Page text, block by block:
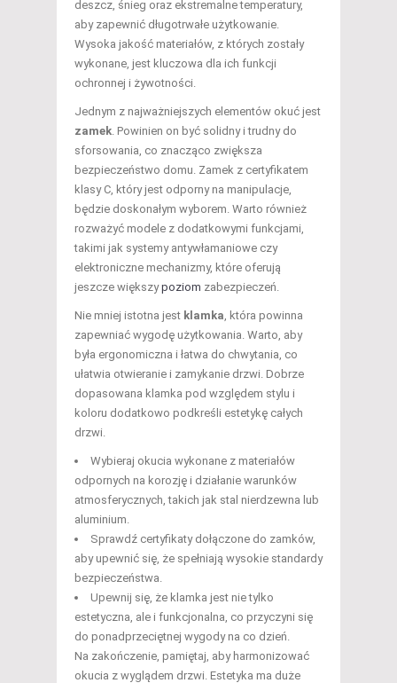
deszcz, śnieg oraz ekstremalne temperatury,
aby zapewnić długotrwałe użytkowanie.
Wysoka jakość materiałów, z których zostały
wykonane, jest kluczowa dla ich funkcji
ochronnej i żywotności.
Jednym z najważniejszych elementów okuć jest
zamek . Powinien on być solidny i trudny do
sforsowania, co znacząco zwiększa
bezpieczeństwo domu. Zamek z certyfikatem
klasy C, który jest odporny na manipulacje,
będzie doskonałym wyborem. Warto również
rozważyć modele z dodatkowymi funkcjami,
takimi jak systemy antywłamaniowe czy
elektroniczne mechanizmy, które oferują
jeszcze większypoziom zabezpieczeń.
Nie mniej istotna jest klamka , która powinna
zapewniać wygodę użytkowania. Warto, aby
była ergonomiczna i łatwa do chwytania, co
ułatwia otwieranie i zamykanie drzwi. Dobrze
dopasowana klamka pod względem stylu i
koloru dodatkowo podkreśli estetykę całych
drzwi.
Wybieraj okucia wykonane z materiałów
odpornych na korozję i działanie warunków
atmosferycznych, takich jak stal nierdzewna lub
aluminium.
Sprawdź certyfikaty dołączone do zamków,
aby upewnić się, że spełniają wysokie standardy
bezpieczeństwa.
Upewnij się, że klamka jest nie tylko
estetyczna, ale i funkcjonalna, co przyczyni się
do ponadprzeciętnej wygody na co dzień.
Na zakończenie, pamiętaj, aby harmonizować
okucia z wyglądem drzwi. Estetyka ma duże